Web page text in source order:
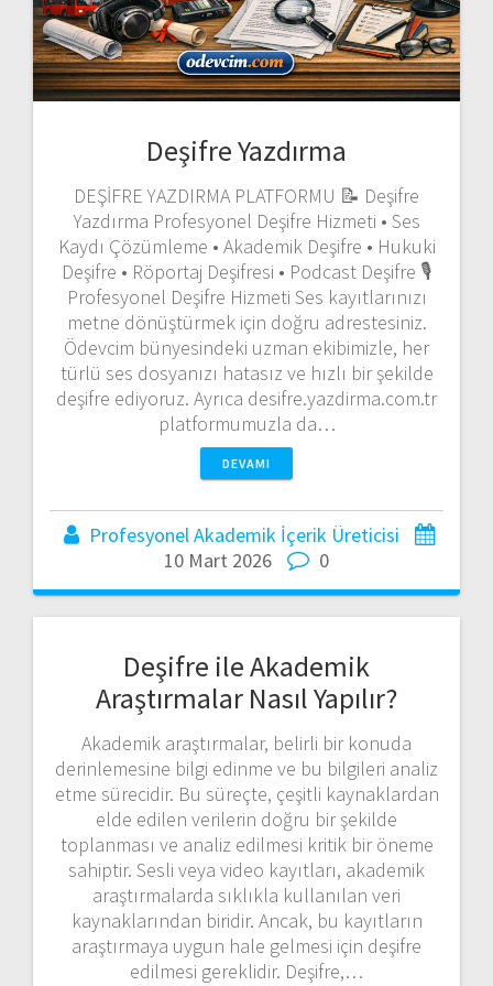
Deşifre Yazdırma
DEŞİFRE YAZDIRMA PLATFORMU 📝 Deşifre
Yazdırma Profesyonel Deşifre Hizmeti • Ses
Kaydı Çözümleme • Akademik Deşifre • Hukuki
Deşifre • Röportaj Deşifresi • Podcast Deşifre 🎙️
Profesyonel Deşifre Hizmeti Ses kayıtlarınızı
metne dönüştürmek için doğru adrestesiniz.
Ödevcim bünyesindeki uzman ekibimizle, her
türlü ses dosyanızı hatasız ve hızlı bir şekilde
deşifre ediyoruz. Ayrıca desifre.yazdirma.com.tr
platformumuzla da…
DEVAMI
Profesyonel Akademik İçerik Üreticisi
10 Mart 2026
0
Deşifre ile Akademik
Araştırmalar Nasıl Yapılır?
Akademik araştırmalar, belirli bir konuda
derinlemesine bilgi edinme ve bu bilgileri analiz
etme sürecidir. Bu süreçte, çeşitli kaynaklardan
elde edilen verilerin doğru bir şekilde
toplanması ve analiz edilmesi kritik bir öneme
sahiptir. Sesli veya video kayıtları, akademik
araştırmalarda sıklıkla kullanılan veri
kaynaklarından biridir. Ancak, bu kayıtların
araştırmaya uygun hale gelmesi için deşifre
edilmesi gereklidir. Deşifre,…